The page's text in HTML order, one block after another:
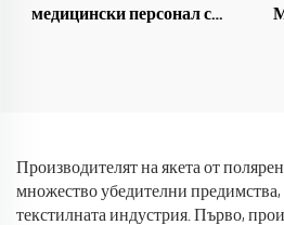
медицински персонал с
медицински персонал
Производителят на якета от
множество убедителни предимства,
текстилната индустрия. Първо,